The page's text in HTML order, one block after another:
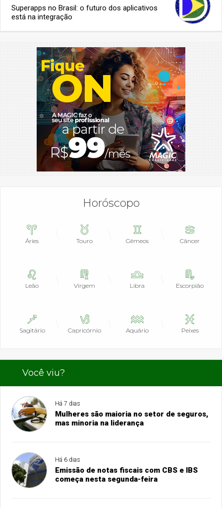
Superapps no Brasil: o futuro dos aplicativos
está na integração
Horóscopo
Áries Touro Gêmeos Câncer
Leão Virgem Libra Escorpião
Sagitário Capricórnio Aquário Peixes
Você viu?
Há 7 dias
Mulheres são maioria no setor de seguros,
mas minoria na liderança
Há 6 dias
Emissão de notas fiscais com CBS e IBS
começa nesta segunda-feira